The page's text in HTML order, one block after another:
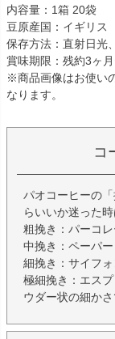
内容量：1箱 20袋
豆原産国：イギリス
保存方法：直射日光
賞味期限：残約3ヶ
※商品画像はお使い
なります。
コ
パオコーヒーの
らいいか迷った
粗挽き：パーコ
中挽き：ペーパ
細挽き：サイフ
極細挽き：エス
ウダー状の細かさ